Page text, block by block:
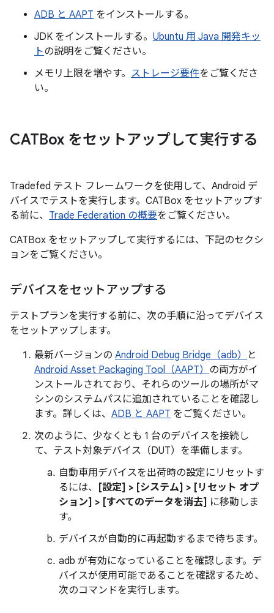
ADB と AAPT をインストールする。
JDK をインストールする。 Ubuntu 用 Java 開発キッ
トの説明をご覧ください。
メモリ上限を増やす。 ストレージ要件をご覧くださ
い。
CATBox をセットアップして実行する
Tradefed テスト フレームワークを使用して、Android デ
バイスでテストを実行します。CATBox をセットアップす
る前に、 Trade Federation の概要をご覧ください。
CATBox をセットアップして実行するには、下記のセクシ
ョンをご覧ください。
デバイスをセットアップする
テストプランを実行する前に、次の手順に沿ってデバイス
をセットアップします。
最新バージョンの Android Debug Bridge（adb）
と
Android Asset Packaging Tool（AAPT） の両方がイ
ンストールされており、それらのツールの場所がマ
シンのシステムパスに追加されていることを確認し
ます。詳しくは、 ADB と AAPT をご覧ください。
次のように、少なくとも 1 台のデバイスを接続し
て、テスト対象デバイス（DUT）を準備します。
自動車用デバイスを出荷時の設定にリセットす
るには、
[設定] > [システム] > [リセット オプ
ション] > [すべてのデータを消去] に移動しま
す。
デバイスが自動的に再起動するまで待ちます。
adb が有効になっていることを確認します。デ
バイスが使用可能であることを確認するため、
次のコマンドを実行します。